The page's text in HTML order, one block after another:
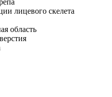
лицевого скелета
область